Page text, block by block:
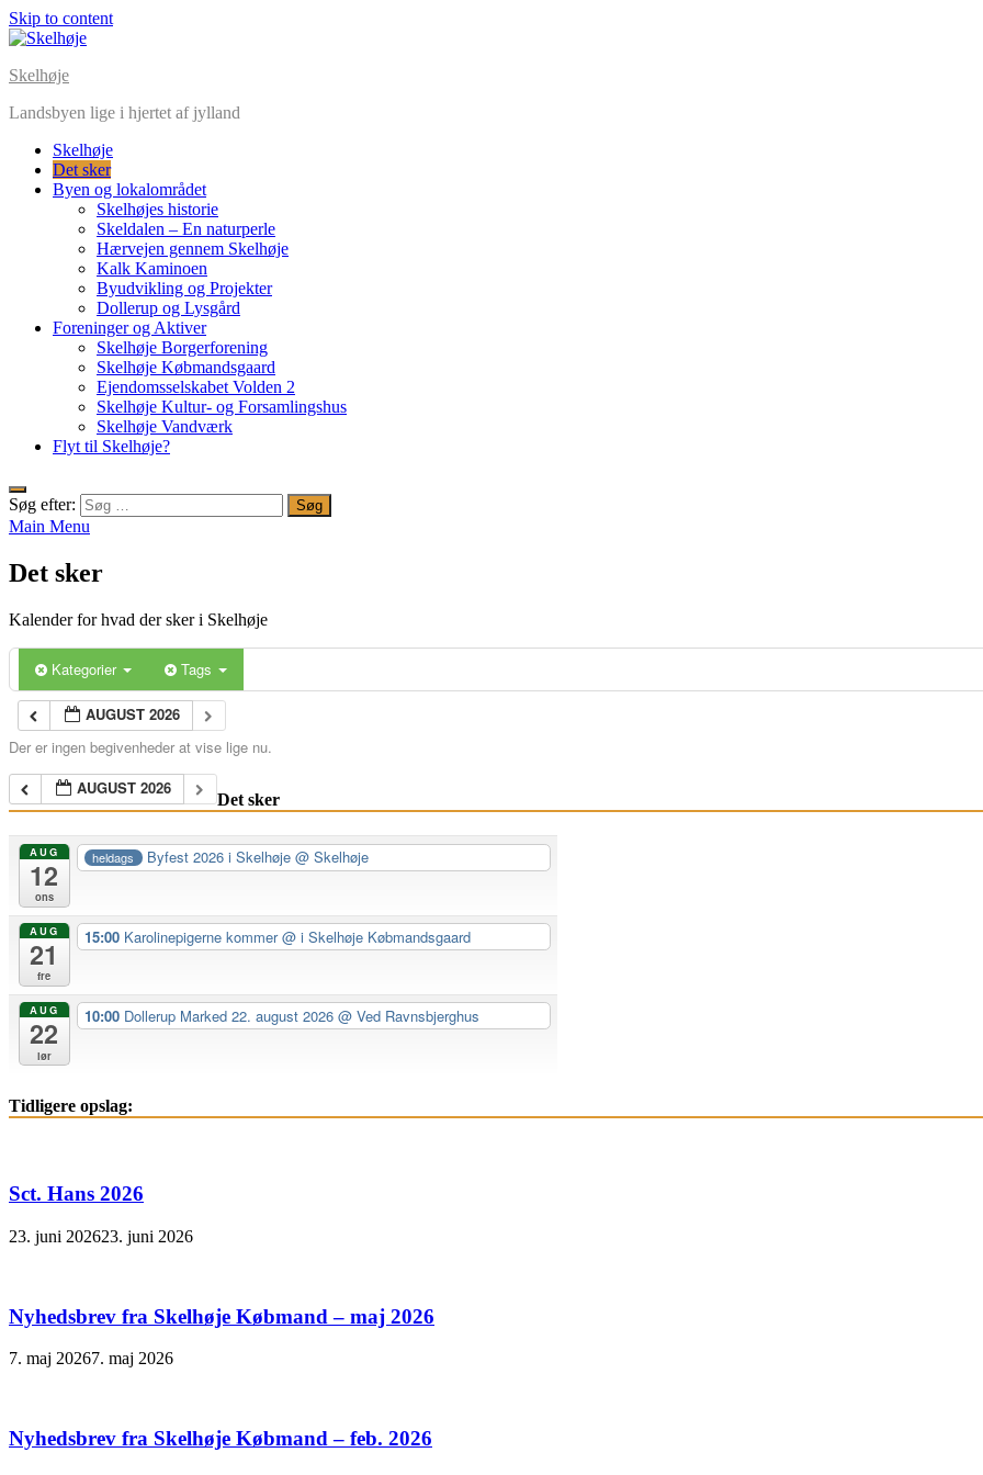
Skip to content
Skelhøje
Landsbyen lige i hjertet af jylland
Skelhøje
Det sker
Byen og lokalområdet
Skelhøjes historie
Skeldalen – En naturperle
Hærvejen gennem Skelhøje
Kalk Kaminoen
Byudvikling og Projekter
Dollerup og Lysgård
Foreninger og Aktiver
Skelhøje Borgerforening
Skelhøje Købmandsgaard
Ejendomsselskabet Volden 2
Skelhøje Kultur- og Forsamlingshus
Skelhøje Vandværk
Flyt til Skelhøje?
Søg efter:
Main Menu
Det sker
Kalender for hvad der sker i Skelhøje
Kategorier Tags
AUGUST 2026
Der er ingen begivenheder at vise lige nu.
AUGUST 2026
Det sker
AUG
12
ons
heldags Byfest 2026 i Skelhøje@ Skelhøje
AUG
21
fre
15:00 Karolinepigerne kommer@ i Skelhøje Købmandsgaard
AUG
22
lør
10:00 Dollerup Marked 22. august 2026 @ Ved Ravnsbjerghus
Tidligere opslag:
Sct. Hans 2026
23. juni 202623. juni 2026
Nyhedsbrev fra Skelhøje Købmand – maj 2026
7. maj 20267. maj 2026
Nyhedsbrev fra Skelhøje Købmand – feb. 2026